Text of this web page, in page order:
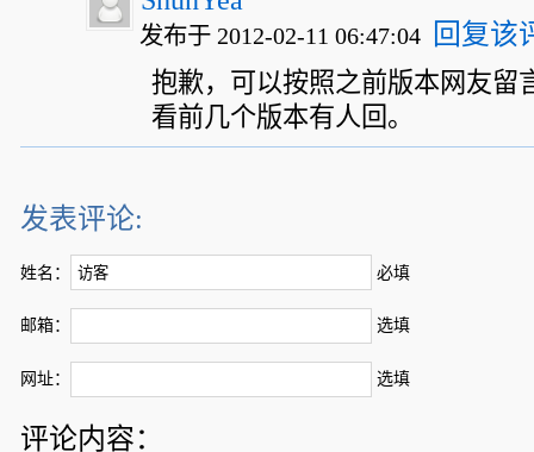
发布于 2012-02-11 06:47:04 回复该
抱歉，可以按照之前版本网友留
看前几个版本有人回。
发表评论:
姓名： 必填
邮箱： 选填
网址： 选填
评论内容：